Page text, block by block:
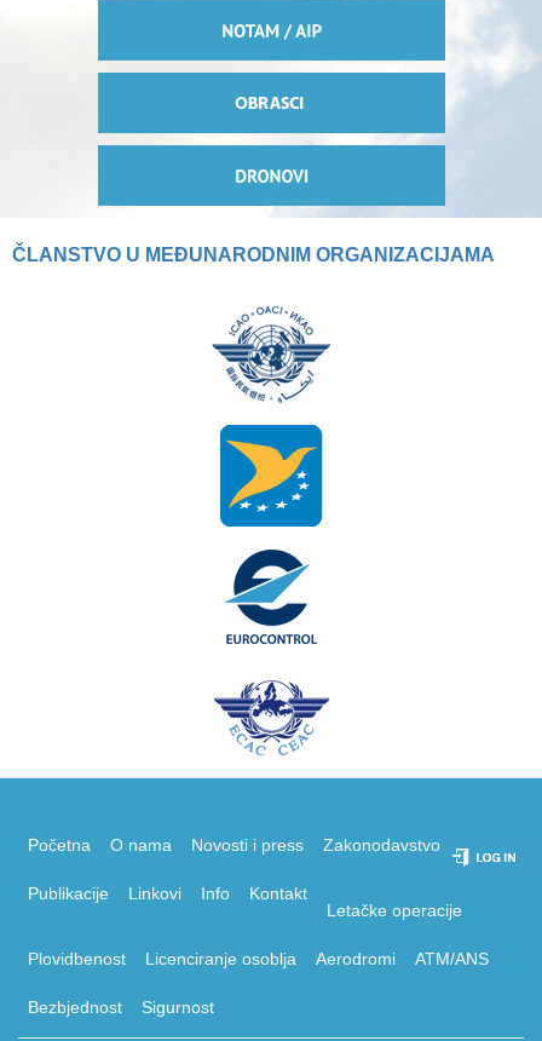
ČLANSTVO U MEĐUNARODNIM ORGANIZACIJAMA
Početna O nama Novosti i press Zakonodavstvo
Publikacije Linkovi Info
Kontakt
Letačke operacije
Plovidbenost Licenciranje osoblja Aerodromi ATM/ANS
Bezbjednost Sigurnost